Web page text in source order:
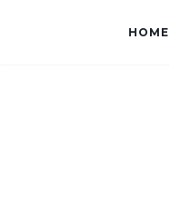
HOME